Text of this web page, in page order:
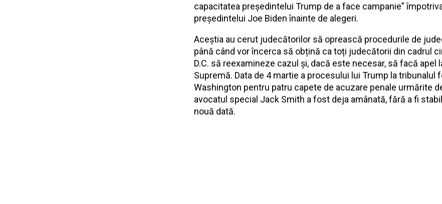
capacitatea președintelui Trump de a face campanie”
președintelui Joe Biden înainte de alegeri.
Aceștia au cerut judecătorilor să oprească procedurile de
până când vor încerca să obțină ca toți judecătorii din cadrul
D.C. să reexamineze cazul și, dacă este necesar, să facă apel
Supremă. Data de 4 martie a procesului lui Trump la tribunalul
Washington pentru patru capete de acuzare penale urmărite
avocatul special Jack Smith a fost deja amânată, fără a fi
nouă dată.